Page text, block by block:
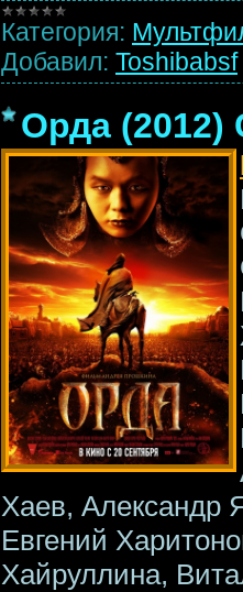
Категория:
Добавил: Toshibabsf
Орда (2012)
Хаев, Александр
Евгений
Хайруллина,